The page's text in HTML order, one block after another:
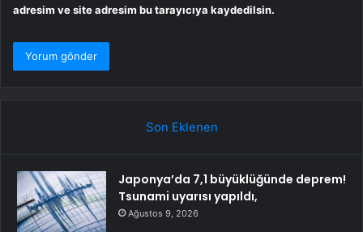
adresim ve site adresim bu tarayıcıya kaydedilsin.
Son Eklenen
Japonya’da 7,1 büyüklüğünde deprem!
Tsunami uyarısı yapıldı,
Ağustos 9, 2026